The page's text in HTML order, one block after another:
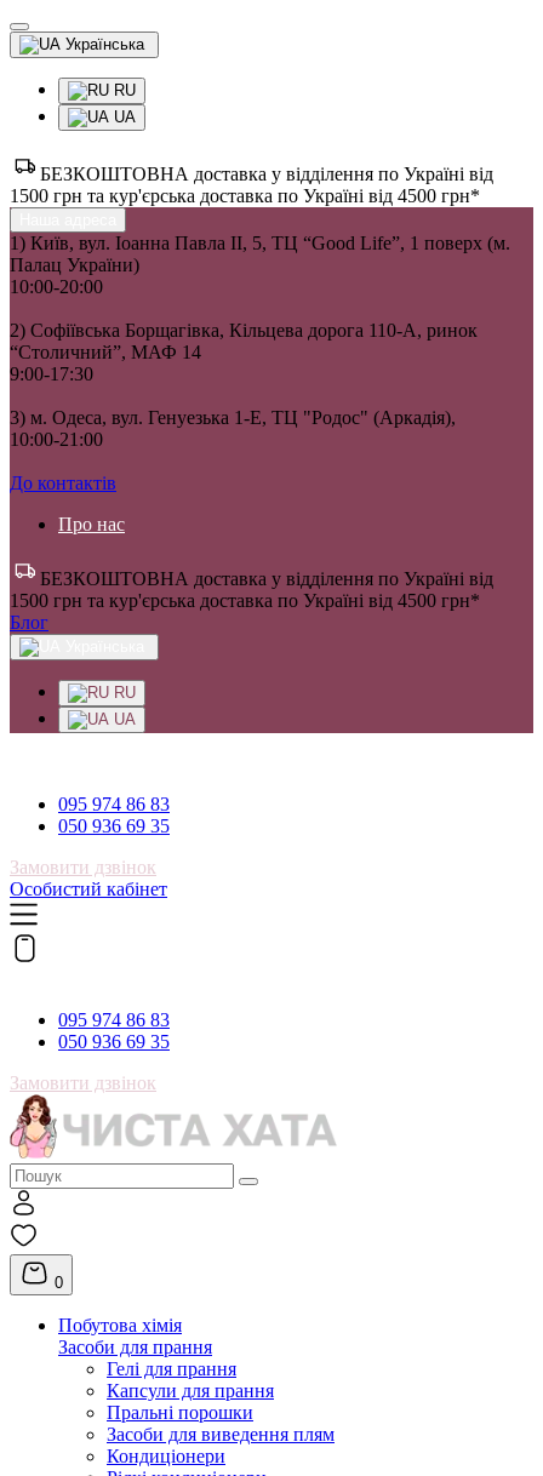
Українська
RU
UA
БЕЗКОШТОВНА доставка у відділення по Україні від
1500 грн та кур'єрська доставка по Україні від 4500 грн*
1) Київ, вул. Іоанна Павла II, 5, ТЦ “Good Life”, 1 поверх (м.
Палац України)
10:00-20:00
2) Софіївська Борщагівка, Кільцева дорога 110-А, ринок
“Столичний”, МАФ 14
9:00-17:30
3) м. Одеса, вул. Генуезька 1-Е, ТЦ "Родос" (Аркадія),
10:00-21:00
До контактів
Про нас
БЕЗКОШТОВНА доставка у відділення по Україні від
1500 грн та кур'єрська доставка по Україні від 4500 грн*
Блог
RU
UA
095 974 86 83
050 936 69 35
Замовити дзвінок
Особистий кабінет
095 974 86 83
050 936 69 35
Замовити дзвінок
0
Побутова хімія
Засоби для прання
Гелі для прання
Капсули для прання
Пральні порошки
Засоби для виведення плям
Кондиціонери